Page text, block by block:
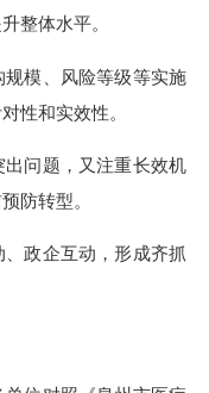
整体水平。
模、风险等级等实施
性和实效性。
问题，又注重长效机
防转型。
政企互动，形成齐抓